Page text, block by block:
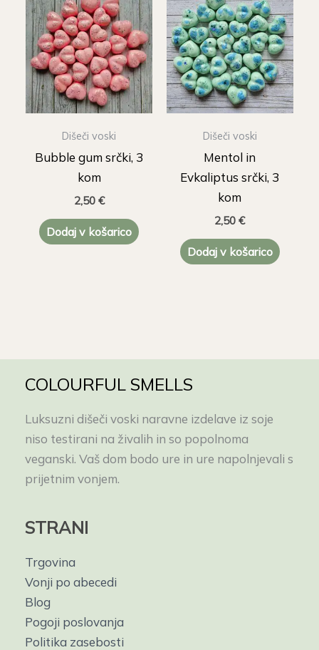
Dišeči voski
Bubble gum srčki, 3
kom
2,50 €
Dodaj v košarico
Dišeči voski
Mentol in
Evkaliptus srčki, 3
kom
2,50€
Dodaj v košarico
COLOURFUL SMELLS
Luksuzni dišeči voski naravne izdelave iz soje
niso testirani na živalih in so popolnoma
veganski. Vaš dom bodo ure in ure napolnjevali s
prijetnim vonjem.
STRANI
Trgovina
Vonji po abecedi
Blog
Pogoji poslovanja
Politika zasebosti